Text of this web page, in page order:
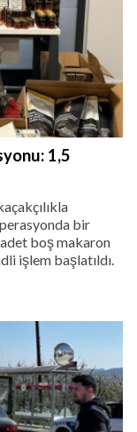
1,5
bir
boş makaron
işlem başlatıldı.